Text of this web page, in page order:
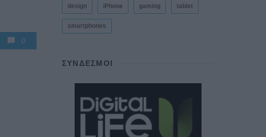
0
design iPhone gaming tablet
smartphones
ΣΎΝΔΕΣΜΟΙ